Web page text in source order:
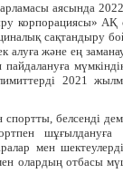
аясында
корпорациясы»
сақтандыру
алуға және ең
2021
белсенді
мен
олардың отбасы